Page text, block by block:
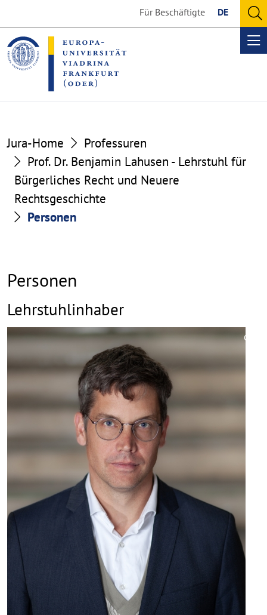
the
content
section
the
footer
section
Für Beschäftigte DE
Jura-Home
Professuren
Prof. Dr. Benjamin Lahusen - Lehrstuhl für
Bürgerliches Recht und Neuere
Rechtsgeschichte
Personen
Personen
Lehrstuhlinhaber
©